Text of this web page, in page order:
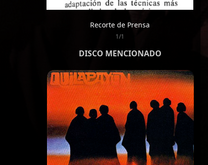
Recorte de Prensa
1/1
DISCO MENCIONADO